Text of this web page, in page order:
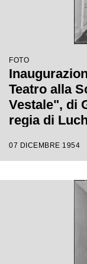
FOTO
Teatro alla
Vestale", di
regia di
07 DICEMBRE 1954